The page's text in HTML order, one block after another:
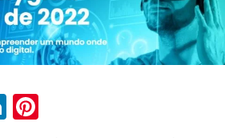
LinkedIn
Pinterest